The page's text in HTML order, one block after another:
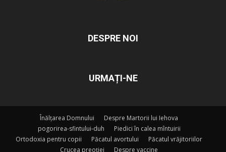
DESPRE NOI
URMAȚI-NE
Înălțarea Domnului
Despre Martorii lui Iehova
pogorirea-sfintului-duh
Piedici în calea mîntuirii
Ortodoxia pentru copii
Păcatul avortului
Păcatul vrăjitoriilor
Crucea preoției
Despre vaccine